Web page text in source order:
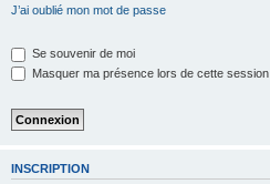
J’ai oublié mon mot de passe
Se souvenir de moi
Masquer ma présence lors de cette session
INSCRIPTION